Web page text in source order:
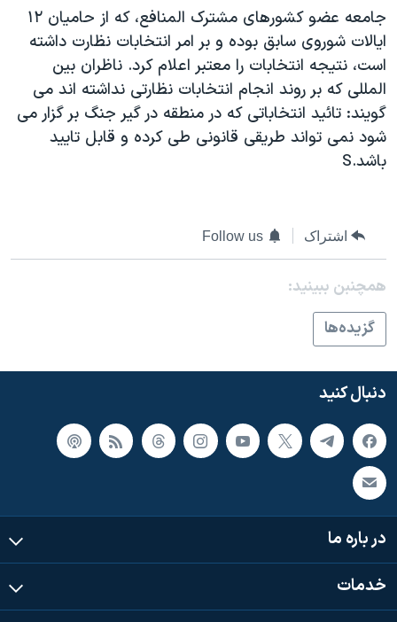
آرشیو پخش زنده
مجموعه مستندهای دادخواهی
تریبونال مردمی آبان ۹۸
دادگاه حمید نوری
چهل سال گروگان‌گیری
قانون شفافیت دارائی کادر رهبری ایران
اسرائیل در جنگ
نرگس محمدی برنده جایزه نوبل صلح
همایش محافظه‌کاران آمریکا «سی‌پک»
صفحه‌های ویژه
جامعه عضو کشورهای مشترک المنافع، که از حاميان ۱۲
ايالات شوروی سابق بوده و بر امر انتخابات نظارت داشته
است، نتيجه انتخابات را معتبر اعلام کرد. ناظران بين
المللی که بر روند انجام انتخابات نظارتی نداشته اند می
گويند: تائيد انتخاباتی که در منطقه در گير جنگ بر گزار می
شود نمی تواند طريقی قانونی طی کرده و قابل تاييد
باشد.S
اشتراک Follow us
همچنبن ببینید:
گزيده‌ها
دنبال کنید
در باره ما
خدمات